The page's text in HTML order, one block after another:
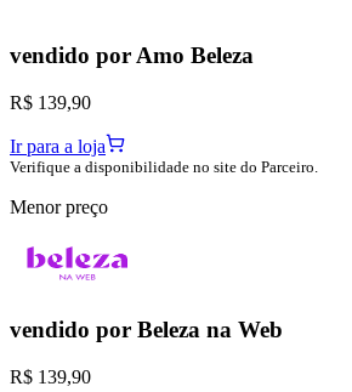
vendido porAmo Beleza
R$ 139,90
Ir para a loja
Verifique a disponibilidade no site do Parceiro.
Menor preço
vendido por Beleza na Web
R$ 139,90